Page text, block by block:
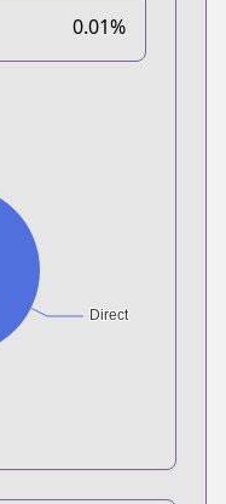
0.01%